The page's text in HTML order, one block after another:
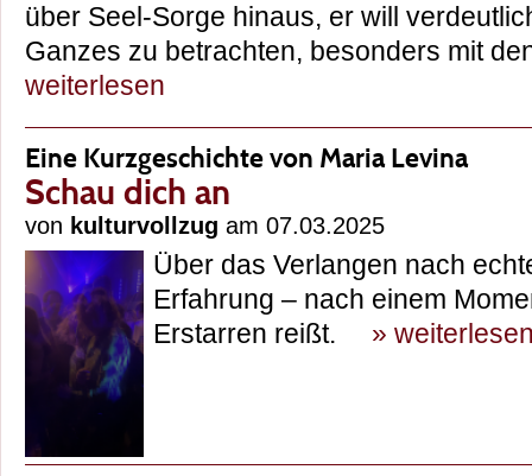
über Seel-Sorge hinaus, er will
Ganzes zu betrachten, besonders mit
weiterlesen
Eine Kurzgeschichte von Maria Levina
Schau dich an
von kulturvollzug am 07.03.2025
Über das Verlangen nach
Erfahrung – nach einem
Erstarren reißt. »